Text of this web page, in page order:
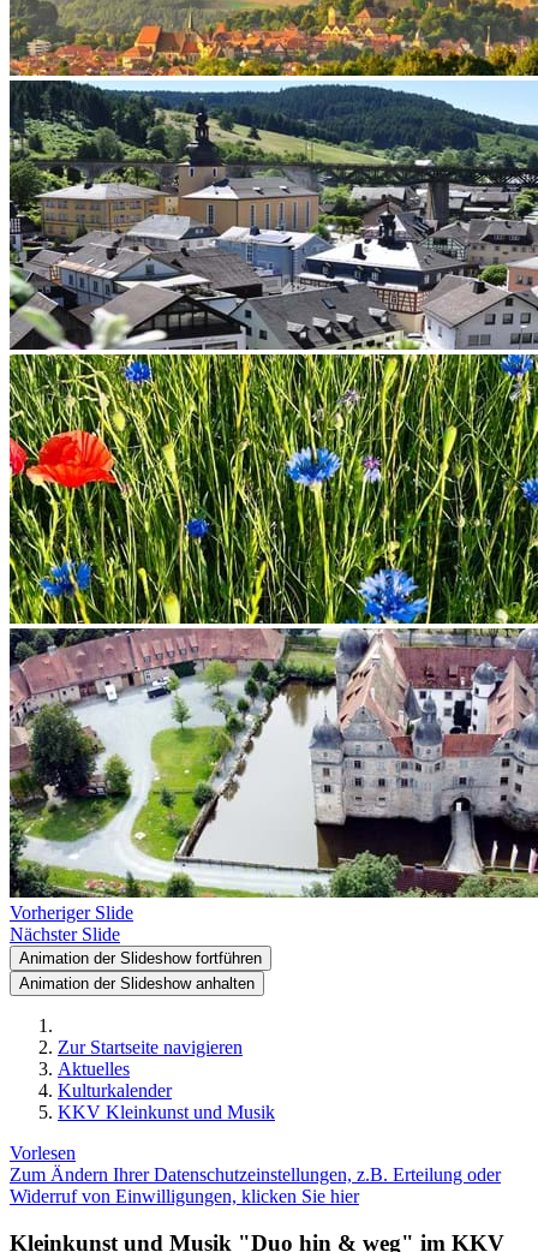
Vorheriger Slide
Nächster Slide
Animation der Slideshow fortführen
Animation der Slideshow anhalten
Zur Startseite navigieren
Aktuelles
Kulturkalender
KKV Kleinkunst und Musik
Vorlesen
Zum Ändern Ihrer Datenschutzeinstellungen, z.B. Erteilung oder
Widerruf von Einwilligungen, klicken Sie hier
Kleinkunst und Musik "Duo hin & weg" im KKV